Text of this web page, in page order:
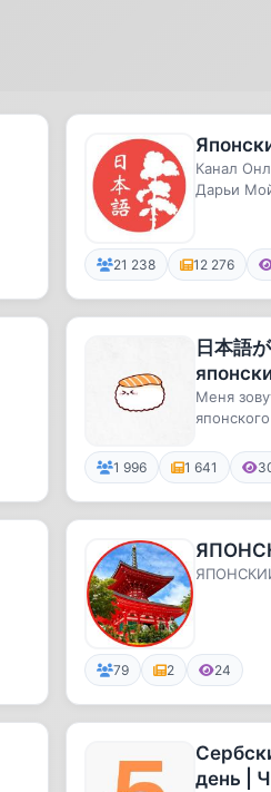
Канал
Дарьи
21 238 12 276
日本語
Юлей
Меня
дру...
1 996 1 641
79 2 24
день |